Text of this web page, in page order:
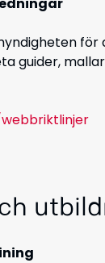
guider,
webbriktlinjer